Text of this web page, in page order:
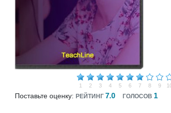
Поставьте оценку:
9
8
7
6
5
4
3
2
1
РЕЙТИНГ 7.0 ГОЛОСОВ 1